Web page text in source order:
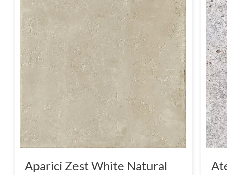
Aparici Zest White Natural